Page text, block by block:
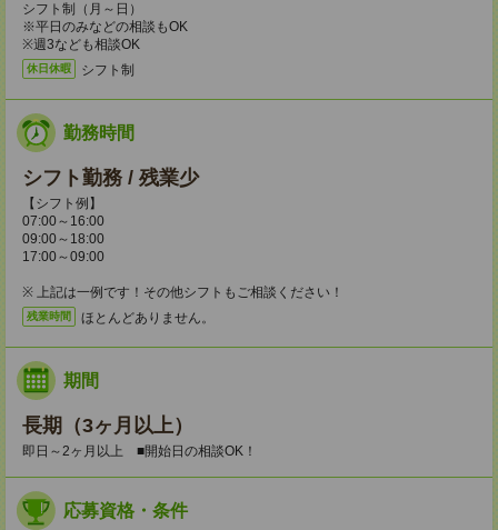
シフト制（月～日）
※平日のみなどの相談もOK
※週3なども相談OK
休日休暇 シフト制
勤務時間
シフト勤務 / 残業少
【シフト例】
07:00～16:00
09:00～18:00
17:00～09:00
※ 上記は一例です！その他シフトもご相談ください！
残業時間 ほとんどありません。
期間
長期（3ヶ月以上）
即日～2ヶ月以上 ■開始日の相談OK！
応募資格・条件